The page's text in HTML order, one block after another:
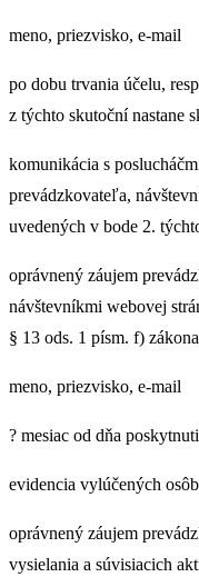
meno, priezvisko, e-mail
po dobu trvania účelu,
z týchto skutoční nastane
komunikácia s
prevádzkovateľa,
uvedených v bode 2.
oprávnený záujem
návštevníkmi webovej
§ 13 ods. 1 písm. f) zákona
meno, priezvisko, e-mail
? mesiac od dňa
evidencia vylúčených osôb
oprávnený záujem
vysielania a súvisiacich